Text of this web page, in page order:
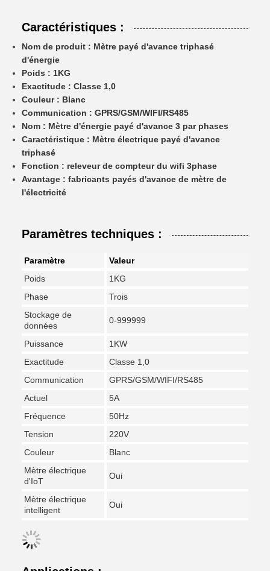
Caractéristiques :
Nom de produit : Mètre payé d'avance triphasé
d'énergie
Poids : 1KG
Exactitude : Classe 1,0
Couleur : Blanc
Communication : GPRS/GSM/WIFI/RS485
Nom : Mètre d'énergie payé d'avance 3 par phases
Caractéristique : Mètre électrique payé d'avance
triphasé
Fonction : releveur de compteur du wifi 3phase
Avantage : fabricants payés d'avance de mètre de
l'électricité
Paramètres techniques :
Paramètre
Valeur
Poids
1KG
Phase
Trois
Stockage de
données
0-999999
Puissance
1KW
Exactitude
Classe 1,0
Communication
GPRS/GSM/WIFI/RS485
Actuel
5A
Fréquence
50Hz
Tension
220V
Couleur
Blanc
Mètre électrique
d'IoT
Oui
Mètre électrique
intelligent
Oui